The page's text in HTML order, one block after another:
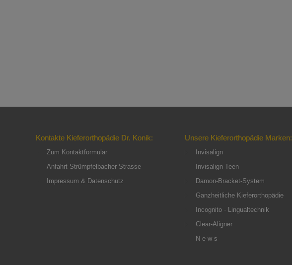
Kontakte Kieferorthopädie Dr. Konik:
Zum Kontaktformular
Anfahrt Strümpfelbacher Strasse
Impressum & Datenschutz
Unsere Kieferorthopädie Marken:
Invisalign
Invisalign Teen
Damon-Bracket-System
Ganzheitliche Kieferorthopädie
Incognito · Lingualtechnik
Clear-Aligner
N e w s